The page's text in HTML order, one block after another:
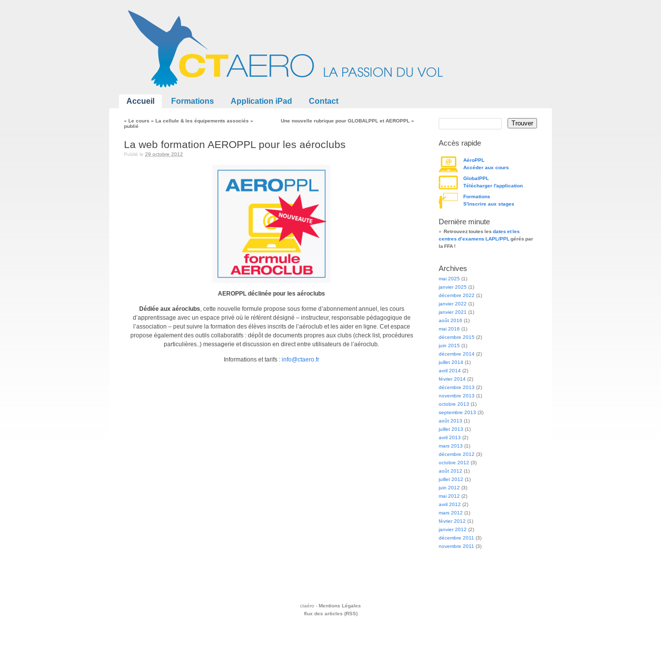
Accueil Formations Application iPad Contact
« Le cours « La cellule & les équipements associés »
publié
Une nouvelle rubrique pour GLOBALPPL et AEROPPL »
La web formation AEROPPL pour les aéroclubs
Publié le 29 octobre 2012
AEROPPL déclinée pour les aéroclubs
Dédiée aux aéroclubs, cette nouvelle formule propose sous forme d’abonnement annuel, les cours
d’apprentissage avec un espace privé où le référent désigné – instructeur, responsable pédagogique de
l’association – peut suivre la formation des élèves inscrits de l’aéroclub et les aider en ligne. Cet espace
propose également des outils collaboratifs : dépôt de documents propres aux clubs (check list, procédures
particulières..) messagerie et discussion en direct entre utilisateurs de l’aéroclub.
Informations et tarifs : info@ctaero.fr
Accès rapide
AéroPPL
Accéder aux cours
GlobalPPL
Télécharger l'application
Formations
S'inscrire aux stages
Dernière minute
» Retrouvez toutes les dates et les
centres d’examens LAPL/PPL gérés par
la FFA !
Archives
mai 2025 (1)
janvier 2025 (1)
décembre 2022 (1)
janvier 2022 (1)
janvier 2021 (1)
août 2016 (1)
mai 2016 (1)
décembre 2015 (2)
juin 2015 (1)
décembre 2014 (2)
juillet 2014 (1)
avril 2014 (2)
février 2014 (2)
décembre 2013 (2)
novembre 2013 (1)
octobre 2013 (1)
septembre 2013 (3)
août 2013 (1)
juillet 2013 (1)
avril 2013 (2)
mars 2013 (1)
décembre 2012 (3)
octobre 2012 (3)
août 2012 (1)
juillet 2012 (1)
juin 2012 (3)
mai 2012 (2)
avril 2012 (2)
mars 2012 (1)
février 2012 (1)
janvier 2012 (2)
décembre 2011 (3)
novembre 2011 (3)
ctaéro - Mentions Légales
flux des articles (RSS)